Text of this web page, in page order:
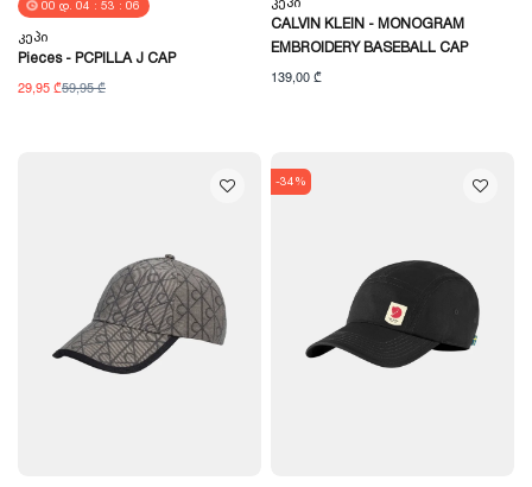
00 Დ. 04 : 53 : 05
Კეპი
Pieces - PCPILLA J CAP
29,95 ₾59,95 ₾
CALVIN KLEIN - MONOGRAM
EMBROIDERY BASEBALL CAP
139,00 ₾
-34%